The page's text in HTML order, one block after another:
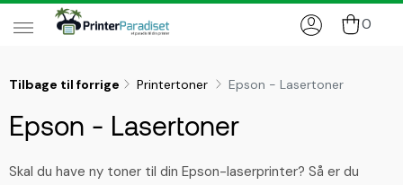
0
Tilbage til forrige Printertoner Epson - Lasertoner
Epson - Lasertoner
Skal du have ny toner til din Epson-laserprinter? Så er du